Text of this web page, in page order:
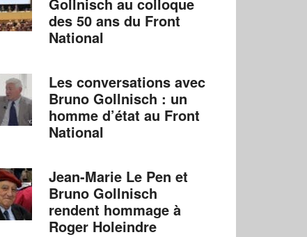
des 50 ans du Front
National
Les conversations avec
Bruno Gollnisch : un
homme d’état au Front
National
Jean-Marie Le Pen et
Bruno Gollnisch
rendent hommage à
Roger Holeindre